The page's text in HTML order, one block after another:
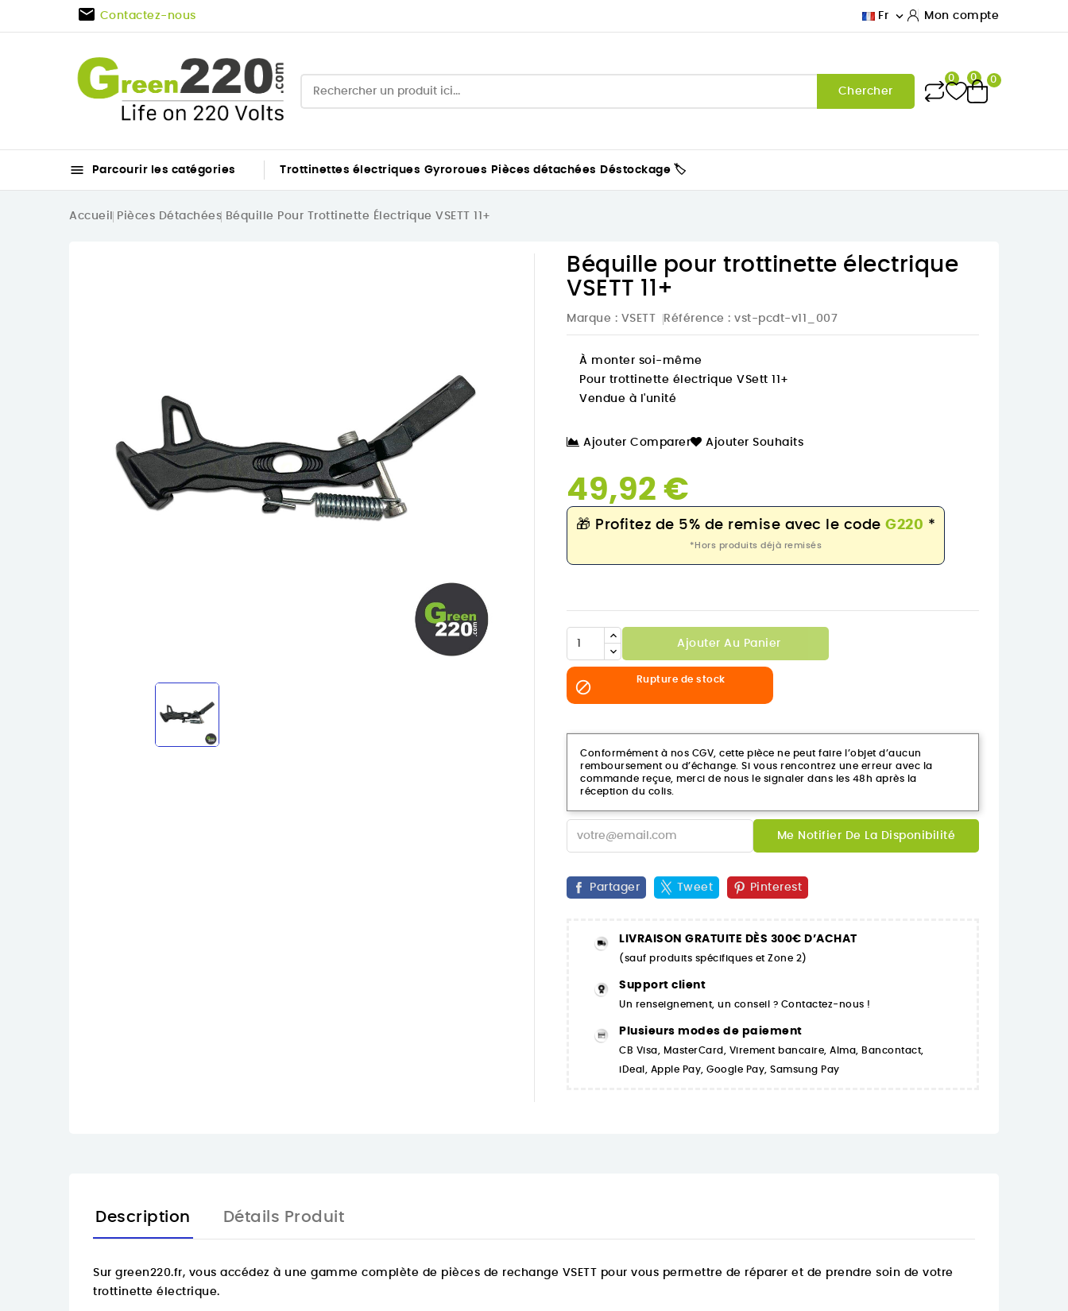
 Contactez-nous Fr  Mon compte
Chercher
0 0 0
 Parcourir les catégories Trottinettes électriques Gyroroues Pièces détachées Déstockage 🏷️
Accueil Pièces Détachées Béquille Pour Trottinette Électrique VSETT 11+

Béquille pour trottinette électrique
VSETT 11+
Marque : VSETT Référence : vst-pcdt-v11_007
À monter soi-même
Pour trottinette électrique VSett 11+
Vendue à l'unité
Ajouter Comparer Ajouter Souhaits
49,92 €
🎁 Profitez de 5% de remise avec le code G220 *
*Hors produits déjà remisés
Ajouter Au Panier
 Rupture de stock
Conformément à nos CGV, cette pièce ne peut faire l’objet d’aucun
remboursement ou d’échange. Si vous rencontrez une erreur avec la
commande reçue, merci de nous le signaler dans les 48h après la
réception du colis.
Me Notifier De La Disponibilité
Partager Tweet Pinterest
LIVRAISON GRATUITE DÈS 300€ D’ACHAT
(sauf produits spécifiques et Zone 2)
Support client
Un renseignement, un conseil ? Contactez-nous !
Plusieurs modes de paiement
CB Visa, MasterCard, Virement bancaire, Alma, Bancontact,
iDeal, Apple Pay, Google Pay, Samsung Pay
Description Détails Produit
Sur green220.fr, vous accédez à une gamme complète de pièces de rechange VSETT pour vous permettre de réparer et de prendre soin de votre
trottinette électrique.